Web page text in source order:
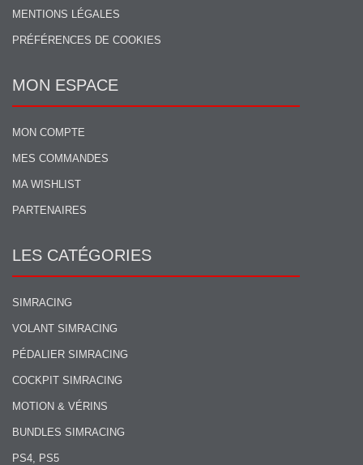
MENTIONS LÉGALES
PRÉFÉRENCES DE COOKIES
MON ESPACE
MON COMPTE
MES COMMANDES
MA WISHLIST
PARTENAIRES
LES CATÉGORIES
SIMRACING
VOLANT SIMRACING
PÉDALIER SIMRACING
COCKPIT SIMRACING
MOTION & VÉRINS
BUNDLES SIMRACING
PS4, PS5